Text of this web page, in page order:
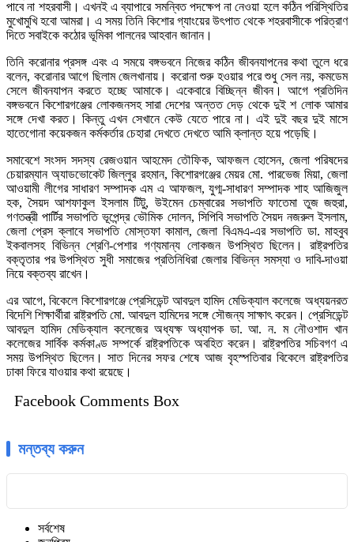
পাবে না শহরবাসী। এখনই এ ব্যাপারে সমন্বিত পদক্ষেপ না নেওয়া হলে কঠিন পরিস্থিতির
মুখোমুখি হবো আমরা। এ সময় তিনি কিশোর গ্যাংয়ের উৎপাত থেকে শহরবাসীকে পরিত্রাণ
দিতে সবাইকে কঠোর ভূমিকা পালনের আহবান জানান।
তিনি করোনার প্রসঙ্গ এবং এ সময়ে বঙ্গভবনে নিজের কঠিন জীবনযাপনের কথা তুলে ধরে
বলেন, করোনার আগে ছিলাম জেলখানায়। করোনা শুরু হওয়ার পরে শুধু সেল নয়, কমডেম
সেলে জীবনযাপন করতে হচ্ছে আমাকে। একেবারে বিচ্ছিন্ন জীবন। আগে প্রতিদিন
বঙ্গভবনে কিশোরগঞ্জের লোকজনসহ সারা দেশের অন্তত দেড় থেকে দুই শ লোক আমার
সঙ্গে দেখা করত। কিন্তু এখন সেখানে কেউ যেতে পারে না। এই দুই বছর দুই মাসে
হাতেগোনা কয়েকজন কর্মকর্তার চেহারা দেখতে দেখতে আমি ক্লান্ত হয়ে পড়েছি।
সমাবেশে সংসদ সদস্য রেজওয়ান আহমেদ তৌফিক, আফজল হোসেন, জেলা পরিষদের
চেয়ারম্যান অ্যাডভোকেট জিল্লুর রহমান, কিশোরগঞ্জের মেয়র মো. পারভেজ মিয়া, জেলা
আওয়ামী লীগের সাধারণ সম্পাদক এম এ আফজল, যুগ্ম-সাধারণ সম্পাদক শাহ আজিজুল
হক, সৈয়দ আশফাকুল ইসলাম টিটু, উইমেন চেম্বারের সভাপতি ফাতেমা তুজ জহুরা,
গণতন্ত্রী পার্টির সভাপতি ভূপেন্দ্র ভৌমিক দোলন, সিপিবি সভাপতি সৈয়দ নজরুল ইসলাম,
জেলা প্রেস ক্লাবে সভাপতি মোস্তফা কামাল, জেলা বিএমএ-এর সভাপতি ডা. মাহবুব
ইকবালসহ বিভিন্ন শ্রেণি-পেশার গণ্যমান্য লোকজন উপস্থিত ছিলেন। রাষ্ট্রপতির
বক্তৃতার পর উপস্থিত সুধী সমাজের প্রতিনিধিরা জেলার বিভিন্ন সমস্যা ও দাবি-দাওয়া
নিয়ে বক্তব্য রাখেন।
এর আগে, বিকেলে কিশোরগঞ্জে প্রেসিডেন্ট আবদুল হামিদ মেডিক্যাল কলেজে অধ্যয়নরত
বিদেশি শিক্ষার্থীরা রাষ্ট্রপতি মো. আবদুল হামিদের সঙ্গে সৌজন্য সাক্ষাৎ করেন। প্রেসিডেন্ট
আবদুল হামিদ মেডিক্যাল কলেজের অধ্যক্ষ অধ্যাপক ডা. আ. ন. ম নৌওশাদ খান
কলেজের সার্বিক কর্মকাণ্ড সম্পর্কে রাষ্ট্রপতিকে অবহিত করেন। রাষ্ট্রপতির সচিবগণ এ
সময় উপস্থিত ছিলেন। সাত দিনের সফর শেষে আজ বৃহস্পতিবার বিকেলে রাষ্ট্রপতির
ঢাকা ফিরে যাওয়ার কথা রয়েছে।
Facebook Comments Box
মন্তব্য করুন
সর্বশেষ